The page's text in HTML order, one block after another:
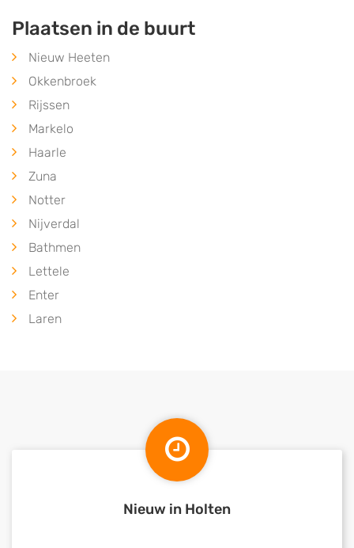
Plaatsen in de buurt
Nieuw Heeten
Okkenbroek
Rijssen
Markelo
Haarle
Zuna
Notter
Nijverdal
Bathmen
Lettele
Enter
Laren
Nieuw in Holten